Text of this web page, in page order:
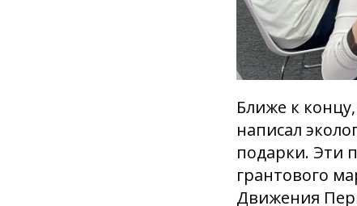
Ближе к
написал
подарки. Эти
грантового
Движения